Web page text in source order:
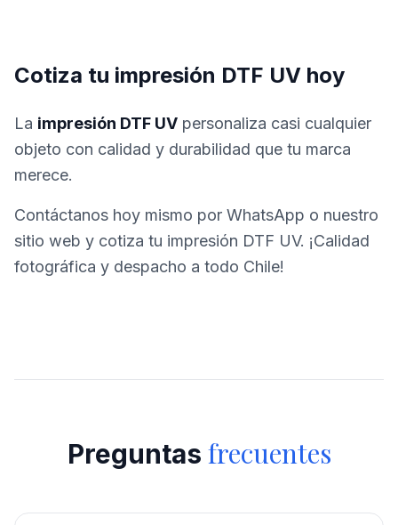
Cotiza tu impresión DTF UV hoy
La impresión DTF UV personaliza casi cualquier
objeto con calidad y durabilidad que tu marca
merece.
Contáctanos hoy mismo por WhatsApp o nuestro
sitio web y cotiza tu impresión DTF UV. ¡Calidad
fotográfica y despacho a todo Chile!
Preguntas frecuentes